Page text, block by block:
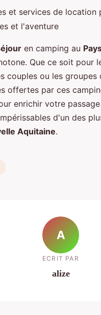
et services de location
et l'aventure
en camping au
Que ce soit pour
couples ou les groupes
offertes par ces
enrichir votre
d'un des
Aquitaine.
A
ECRIT PAR
alize